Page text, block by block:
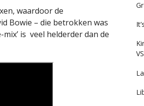
waardoor de
Bowie – die betrokken was
is veel helderder dan de